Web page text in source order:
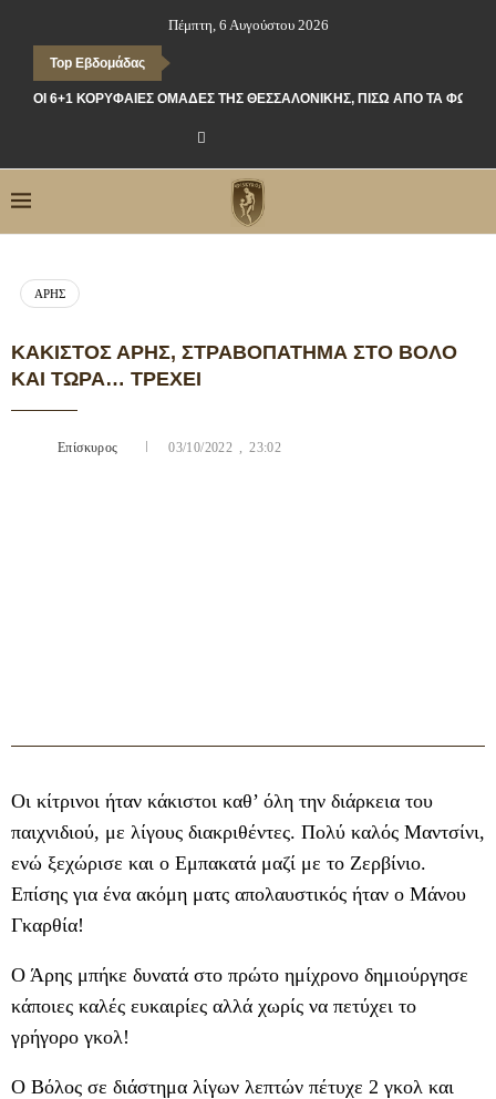
Πέμπτη, 6 Αυγούστου 2026
Top Εβδομάδας
ΟΙ 6+1 ΚΟΡΥΦΑΊΕΣ ΟΜΆΔΕΣ ΤΗΣ ΘΕΣΣΑΛΟΝΊΚΗΣ, ΠΊΣΩ ΑΠΌ ΤΑ ΦΏΤΑ
ΆΡΗΣ
ΚΆΚΙΣΤΟΣ ΆΡΗΣ, ΣΤΡΑΒΟΠΆΤΗΜΑ ΣΤΟ ΒΌΛΟ
ΚΑΙ ΤΏΡΑ… ΤΡΈΧΕΙ
Επίσκυρος 03/10/2022 , 23:02
Οι κίτρινοι ήταν κάκιστοι καθ’ όλη την διάρκεια του
παιχνιδιού, με λίγους διακριθέντες. Πολύ καλός Μαντσίνι,
ενώ ξεχώρισε και ο Εμπακατά μαζί με το Ζερβίνιο.
Επίσης για ένα ακόμη ματς απολαυστικός ήταν ο Μάνου
Γκαρθία!
Ο Άρης μπήκε δυνατά στο πρώτο ημίχρονο δημιούργησε
κάποιες καλές ευκαιρίες αλλά χωρίς να πετύχει το
γρήγορο γκολ!
Ο Βόλος σε διάστημα λίγων λεπτών πέτυχε 2 γκολ και